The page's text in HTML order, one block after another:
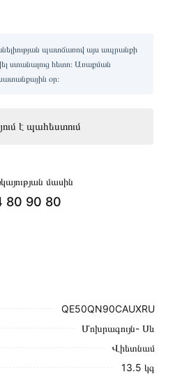
QE50QN90CAUXRU
Մոխրագույն- Սև
Վիետնամ
13.5 կգ
պատճառով այս ապրանքի
ստանալուց հետո։ Առաքման
օր։
է պահեստում
մասին
80 90 80